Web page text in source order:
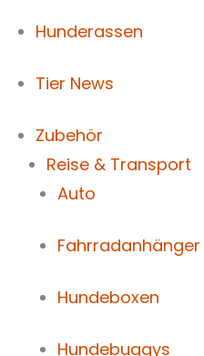
Hunderassen
Tier News
Zubehör
Reise & Transport
Auto
Fahrradanhänger
Hundeboxen
Hundebuggys